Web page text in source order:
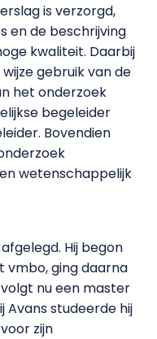
is verzorgd,
en de beschrijving
kwaliteit. Daarbij
gebruik van de
het onderzoek
begeleider
Bovendien
wetenschappelijk
Hij begon
vmbo, ging daarna
nu een master
Avans studeerde hij
zijn